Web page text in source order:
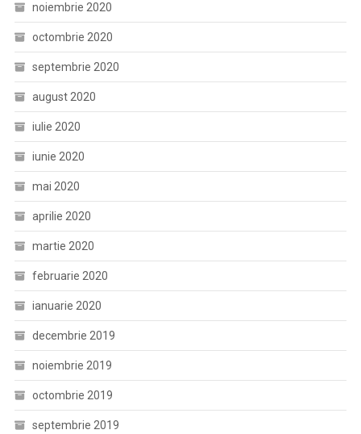
noiembrie 2020
octombrie 2020
septembrie 2020
august 2020
iulie 2020
iunie 2020
mai 2020
aprilie 2020
martie 2020
februarie 2020
ianuarie 2020
decembrie 2019
noiembrie 2019
octombrie 2019
septembrie 2019